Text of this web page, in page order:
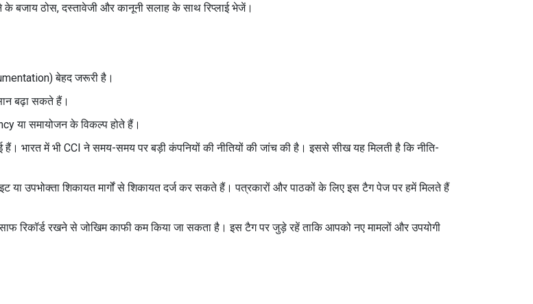
के बजाय ठोस, दस्तावेजी और कानूनी सलाह के साथ रिप्लाई भेजें।
बेहद जरूरी है।
बढ़ा सकते हैं।
या समायोजन के विकल्प होते हैं।
भारत में भी CCI ने समय-समय पर बड़ी कंपनियों की नीतियों की जांच की है। इससे सीख यह मिलती है कि नीति-
या उपभोक्ता शिकायत मार्गों से शिकायत दर्ज कर सकते हैं। पत्रकारों और पाठकों के लिए इस टैग पेज पर हमें मिलते हैं
रिकॉर्ड रखने से जोखिम काफी कम किया जा सकता है। इस टैग पर जुड़े रहें ताकि आपको नए मामलों और उपयोगी